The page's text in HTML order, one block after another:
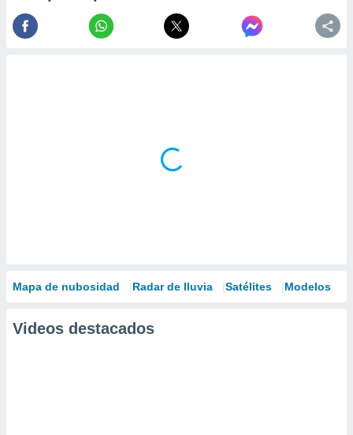
Mapa de nubosidad Radar de lluvia Satélites Modelos
Videos destacados